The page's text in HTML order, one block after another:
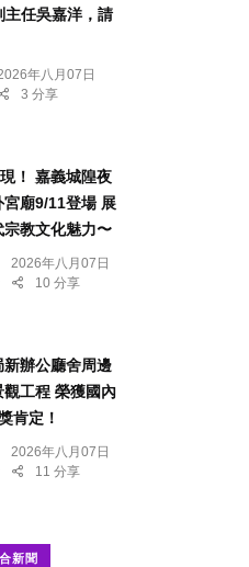
主任吳嘉洋，請
年八月07日
3 分享
！ 嘉義城隍夜
宮廟9/11登場 展
教文化魅力〜
2026年八月07日
10 分享
新辦公廳舍周邊
觀工程 榮獲國內
肯定！
2026年八月07日
11 分享
新聞